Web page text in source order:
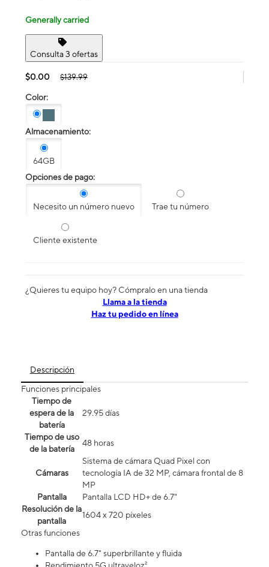
Generally carried
Consulta 3 ofertas
$0.00 $139.99
Color:
Almacenamiento:
64GB
Opciones de pago:
Necesito un número nuevo Trae tu número
Cliente existente
¿Quieres tu equipo hoy? Cómpralo en una tienda
​​​​​​​Llama a la tienda
Haz tu pedido en línea
Descripción
Funciones principales
Tiempo de
espera de la
batería
29.95 días
Tiempo de uso
de la batería
48 horas
Cámaras
Sistema de cámara Quad Pixel con
tecnología IA de 32 MP, cámara frontal de 8
MP
Pantalla
Pantalla LCD HD+ de 6.7"
Resolución de la
pantalla
1604 x 720 píxeles
Otras funciones
Pantalla de 6.7" superbrillante y fluida